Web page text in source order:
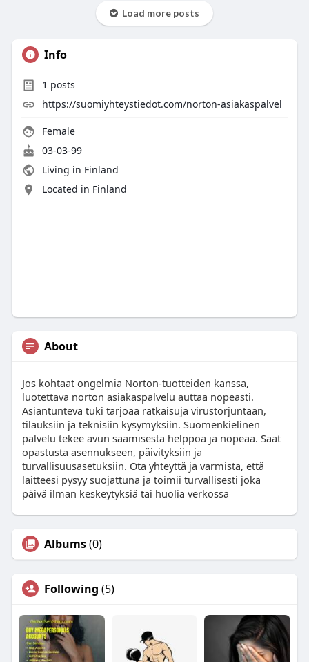
Load more posts
Info
1 posts
https://suomiyhteystiedot.com/norton-asiakaspalvel
Female
03-03-99
Living in Finland
Located in Finland
About
Jos kohtaat ongelmia Norton-tuotteiden kanssa,
luotettava norton asiakaspalvelu auttaa nopeasti.
Asiantunteva tuki tarjoaa ratkaisuja virustorjuntaan,
tilauksiin ja teknisiin kysymyksiin. Suomenkielinen
palvelu tekee avun saamisesta helppoa ja nopeaa. Saat
opastusta asennukseen, päivityksiin ja
turvallisuusasetuksiin. Ota yhteyttä ja varmista, että
laitteesi pysyy suojattuna ja toimii turvallisesti joka
päivä ilman keskeytyksiä tai huolia verkossa
Albums(0)
Following (5)